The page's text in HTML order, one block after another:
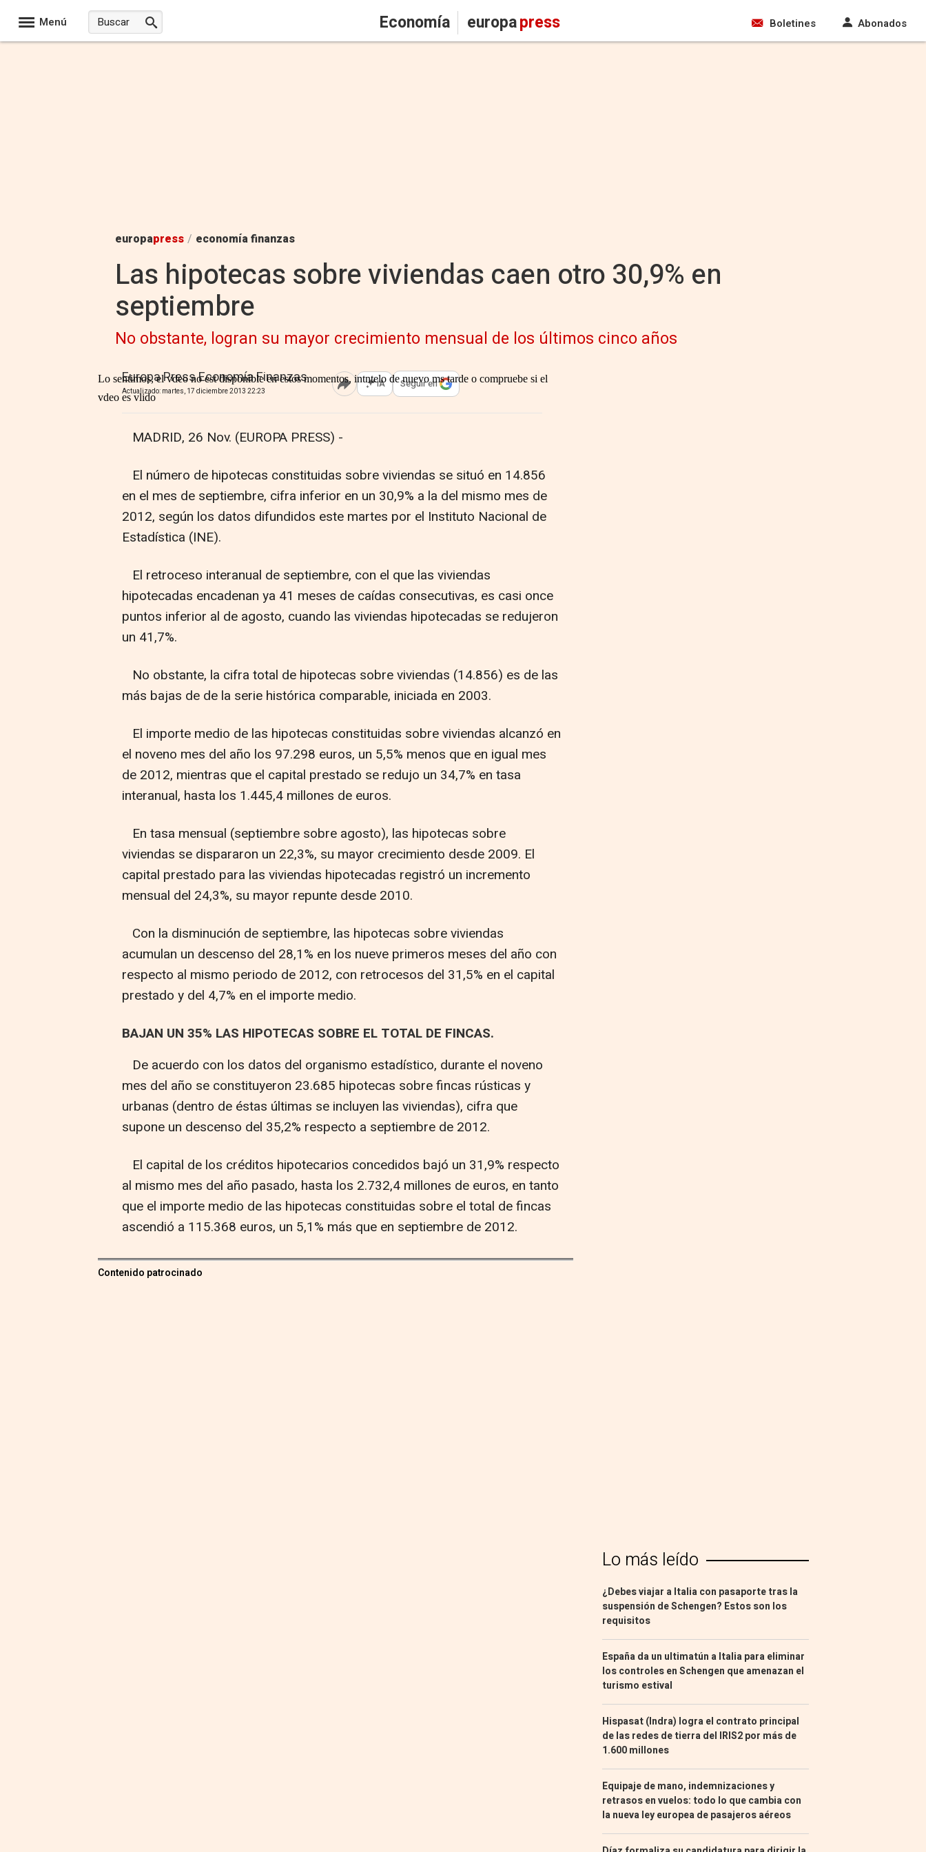
Menú Economía europapress Boletines Abonados
europapress / economía finanzas
Las hipotecas sobre viviendas caen otro 30,9% en
septiembre
No obstante, logran su mayor crecimiento mensual de los últimos cinco años
Europa Press Economía Finanzas
Actualizado: martes, 17 diciembre 2013 22:23 Abrir opciones para compartir
IA Seguir en
MADRID, 26 Nov. (EUROPA PRESS) -
El número de hipotecas constituidas sobre viviendas se situó en 14.856
en el mes de septiembre, cifra inferior en un 30,9% a la del mismo mes de
2012, según los datos difundidos este martes por el Instituto Nacional de
Estadística (INE).
El retroceso interanual de septiembre, con el que las viviendas
hipotecadas encadenan ya 41 meses de caídas consecutivas, es casi once
puntos inferior al de agosto, cuando las viviendas hipotecadas se redujeron
un 41,7%.
No obstante, la cifra total de hipotecas sobre viviendas (14.856) es de las
más bajas de de la serie histórica comparable, iniciada en 2003.
El importe medio de las hipotecas constituidas sobre viviendas alcanzó en
el noveno mes del año los 97.298 euros, un 5,5% menos que en igual mes
de 2012, mientras que el capital prestado se redujo un 34,7% en tasa
interanual, hasta los 1.445,4 millones de euros.
En tasa mensual (septiembre sobre agosto), las hipotecas sobre
viviendas se dispararon un 22,3%, su mayor crecimiento desde 2009. El
capital prestado para las viviendas hipotecadas registró un incremento
mensual del 24,3%, su mayor repunte desde 2010.
Con la disminución de septiembre, las hipotecas sobre viviendas
acumulan un descenso del 28,1% en los nueve primeros meses del año con
respecto al mismo periodo de 2012, con retrocesos del 31,5% en el capital
prestado y del 4,7% en el importe medio.
BAJAN UN 35% LAS HIPOTECAS SOBRE EL TOTAL DE FINCAS.
De acuerdo con los datos del organismo estadístico, durante el noveno
mes del año se constituyeron 23.685 hipotecas sobre fincas rústicas y
urbanas (dentro de éstas últimas se incluyen las viviendas), cifra que
supone un descenso del 35,2% respecto a septiembre de 2012.
El capital de los créditos hipotecarios concedidos bajó un 31,9% respecto
al mismo mes del año pasado, hasta los 2.732,4 millones de euros, en tanto
que el importe medio de las hipotecas constituidas sobre el total de fincas
ascendió a 115.368 euros, un 5,1% más que en septiembre de 2012.
Contenido patrocinado
Lo más leído
¿Debes viajar a Italia con pasaporte tras la
suspensión de Schengen? Estos son los
requisitos
España da un ultimatún a Italia para eliminar
los controles en Schengen que amenazan el
turismo estival
Hispasat (Indra) logra el contrato principal
de las redes de tierra del IRIS2 por más de
1.600 millones
Equipaje de mano, indemnizaciones y
retrasos en vuelos: todo lo que cambia con
la nueva ley europea de pasajeros aéreos